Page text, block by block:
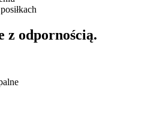
z odpornością.